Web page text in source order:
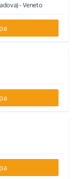
-Veneto